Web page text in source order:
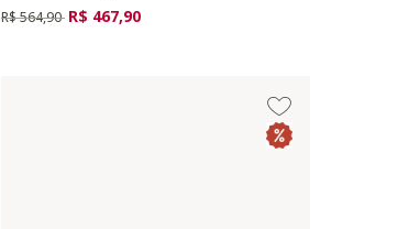
Preço reduzido de
R$ 564,90 para
R$ 467,90